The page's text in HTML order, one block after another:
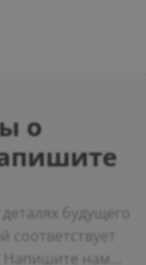
о
будущего
соответствует
нам